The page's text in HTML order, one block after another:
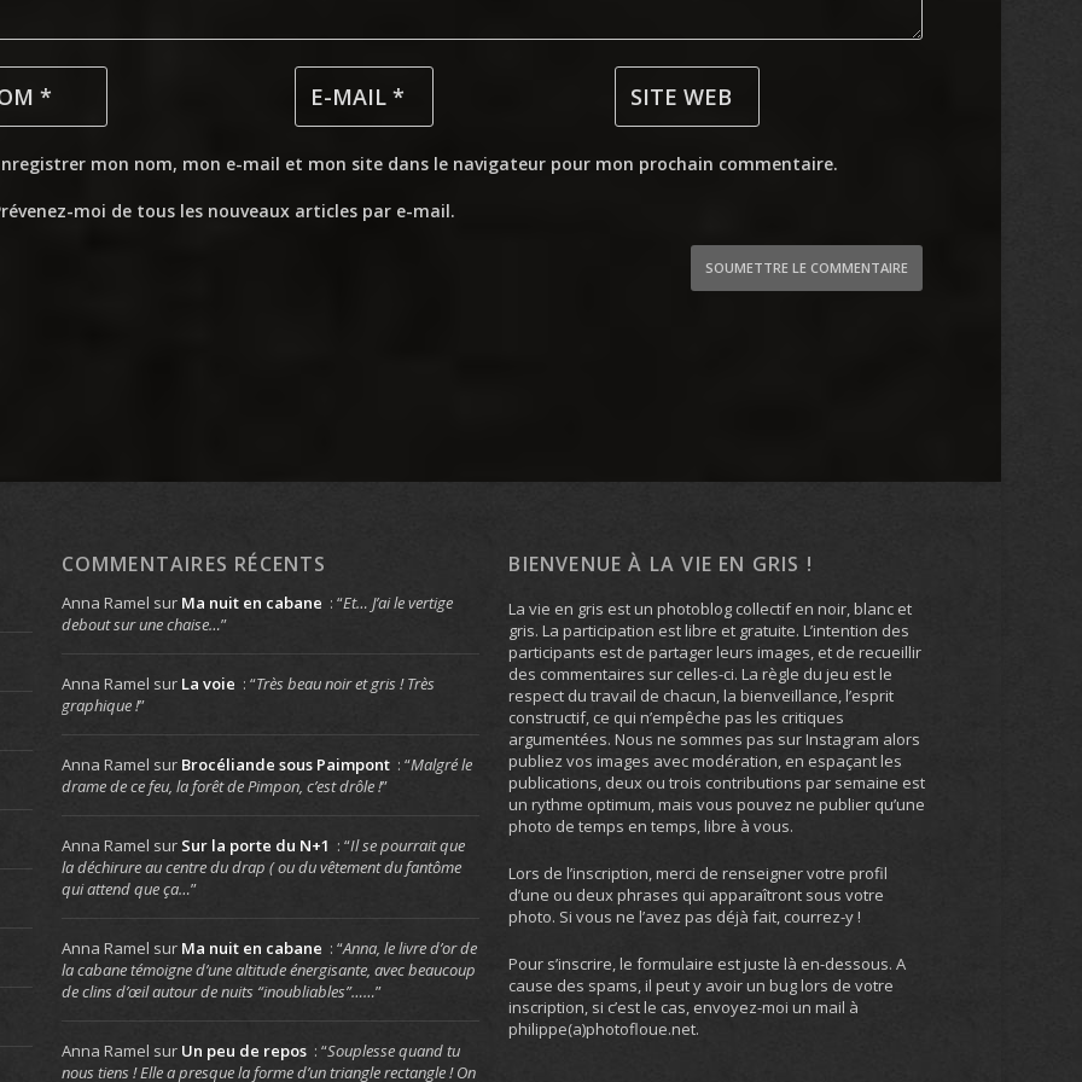
mon nom, mon e-mail et mon site dans le navigateur pour mon prochain commentaire.
moi de tous les nouveaux articles par e-mail.
SOUMETTRE LE COMMENTAIRE
COMMENTAIRES RÉCENTS
Anna Ramel sur Ma nuit en cabane : “Et… J’ai le vertige
debout sur une chaise…”
Anna Ramel sur La voie : “Très beau noir et gris ! Très
graphique !”
Anna Ramel sur Brocéliande sous Paimpont : “Malgré le
drame de ce feu, la forêt de Pimpon, c’est drôle !”
Anna Ramel sur Sur la porte du N+1 : “Il se pourrait que
la déchirure au centre du drap ( ou du vêtement du fantôme
qui attend que ça…”
Anna Ramel sur Ma nuit en cabane : “Anna, le livre d’or de
la cabane témoigne d’une altitude énergisante, avec beaucoup
de clins d’œil autour de nuits “inoubliables”……”
Anna Ramel sur Un peu de repos : “Souplesse quand tu
nous tiens ! Elle a presque la forme d’un triangle rectangle ! On
BIENVENUE À LA VIE EN GRIS !
La vie en gris est un photoblog collectif en noir, blanc et
gris. La participation est libre et gratuite. L’intention des
participants est de partager leurs images, et de recueillir
des commentaires sur celles-ci. La règle du jeu est le
respect du travail de chacun, la bienveillance, l’esprit
constructif, ce qui n’empêche pas les critiques
argumentées. Nous ne sommes pas sur Instagram alors
publiez vos images avec modération, en espaçant les
publications, deux ou trois contributions par semaine est
un rythme optimum, mais vous pouvez ne publier qu’une
photo de temps en temps, libre à vous.
Lors de l’inscription, merci de renseigner votre profil
d’une ou deux phrases qui apparaîtront sous votre
photo. Si vous ne l’avez pas déjà fait, courrez-y !
Pour s’inscrire, le formulaire est juste là en-dessous. A
cause des spams, il peut y avoir un bug lors de votre
inscription, si c’est le cas, envoyez-moi un mail à
philippe(a)photofloue.net.